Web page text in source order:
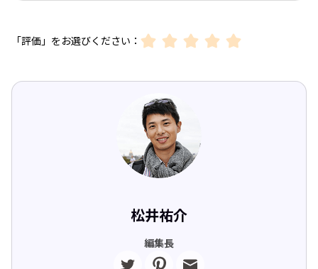
「評価」をお選びください：
松井祐介
編集長